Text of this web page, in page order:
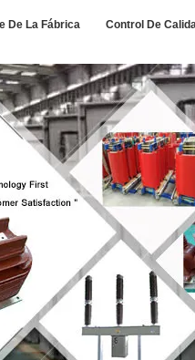
De La Fábrica Control De